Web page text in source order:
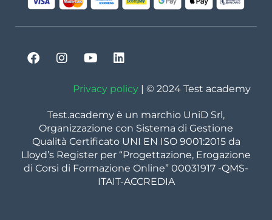
Privacy policy | © 2024 Test academy
Test.academy è un marchio UniD Srl,
Organizzazione con Sistema di Gestione
Qualità Certificato UNI EN ISO 9001:2015 da
Lloyd’s Register per “Progettazione, Erogazione
di Corsi di Formazione Online” 00031917 -QMS-
ITAIT-ACCREDIA